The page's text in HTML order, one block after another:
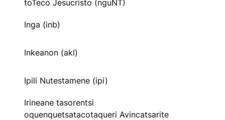
toTeco Jesucristo (nguNT)
Inga (inb)
Inkeanon (akl)
Ipili Nutestamene (ipi)
Irineane tasorentsi
oquenquetsatacotaqueri Avincatsarite